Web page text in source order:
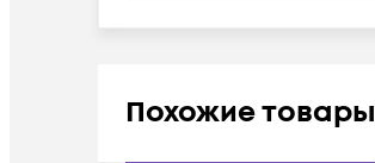
Похожие товары